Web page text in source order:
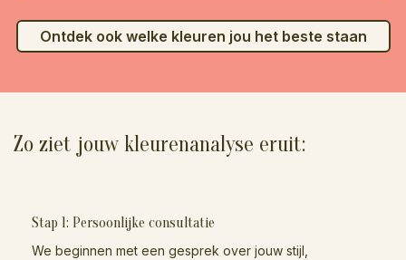
Ontdek ook welke kleuren jou het beste staan
Zo ziet jouw kleurenanalyse eruit:
Stap 1: Persoonlijke consultatie
We beginnen met een gesprek over jouw stijl,